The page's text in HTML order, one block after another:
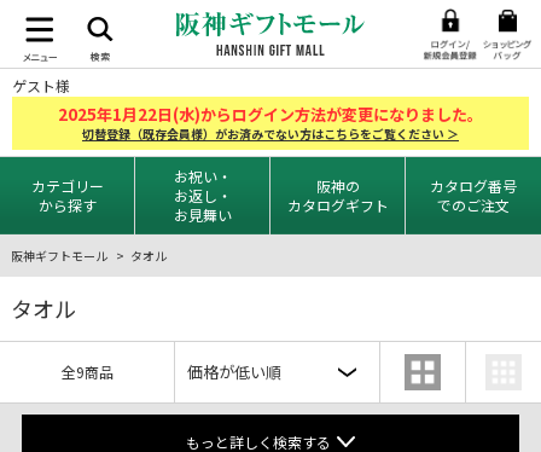
ゲスト様
2025年1月22日(水)からログイン方法が変更になりました。
切替登録（既存会員様）がお済みでない方はこちらをご覧ください ＞
カテゴリー
から探す
お祝い・
お返し・
お見舞い
阪神の
カタログギフト
カタログ番号
でのご注文
阪神ギフトモール タオル
タオル
全9商品
もっと詳しく検索する